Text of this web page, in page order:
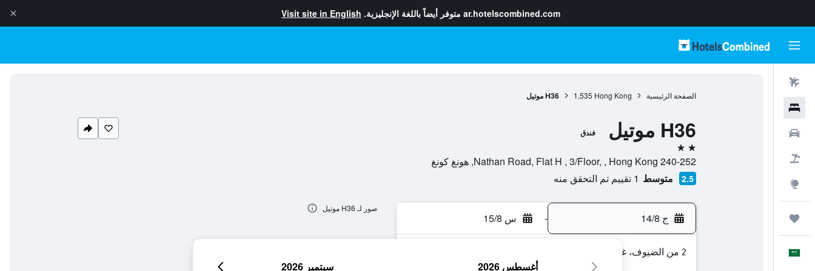
ar.hotelscombined.com متوفر أيضاً باللغة الإنجليزية. Visit site in English
الصفحة الرئيسية Hong Kong
1,535 H36 موتيل
H36 موتيل فندق
2 نجمتين
240-252 Nathan Road, Flat H , 3/Floor, , Hong Kong, هونغ كونغ
2.5 متوسط 1 تقييم تم التحقق منه
ج 14/8 - س 15/8
2 من الضيوف، غرفة واحدة
صور لـ H36 موتيل
أغسطس 2026 سبتمبر 2026